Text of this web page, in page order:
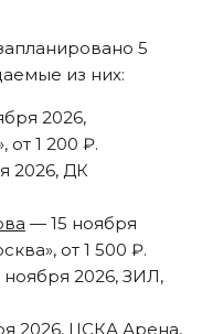
5
из них:
2026,
от 1 200 ₽.
2026, ДК
— 15 ноября
от 1 500 ₽.
2026, ЗИЛ,
2026, ЦСКА Арена,